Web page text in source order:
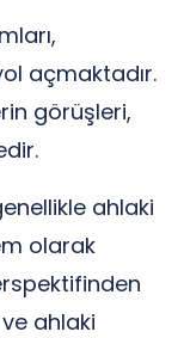
açmaktadır.
görüşleri,
ahlaki
olarak
ahlaki